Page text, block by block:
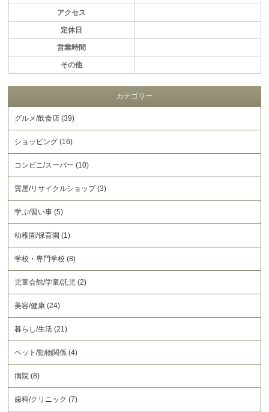
アクセス
定休日
営業時間
その他
カテゴリー
グルメ/飲食店 (39)
ショッピング (16)
コンビニ/スーパー (10)
質屋/リサイクルショップ (3)
学ぶ/習い事 (5)
幼稚園/保育園 (1)
学校・専門学校 (8)
児童会館/学童/託児 (2)
美容/健康 (24)
暮らし/生活 (21)
ペット/動物関係 (4)
病院 (8)
歯科/クリニック (7)